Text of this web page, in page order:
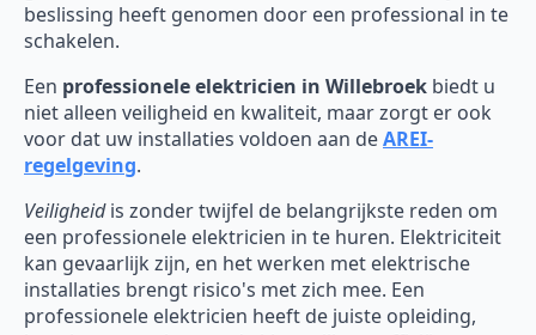
beslissing heeft genomen door een professional in te
schakelen.
Een professionele elektricien in Willebroek biedt u
niet alleen veiligheid en kwaliteit, maar zorgt er ook
voor dat uw installaties voldoen aan deAREI-
regelgeving.
Veiligheidis zonder twijfel de belangrijkste reden om
een professionele elektricien in te huren. Elektriciteit
kan gevaarlijk zijn, en het werken met elektrische
installaties brengt risico's met zich mee. Een
professionele elektricien heeft de juiste opleiding,